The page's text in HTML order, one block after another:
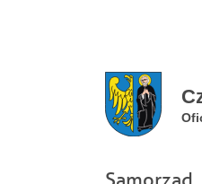
Główna
Samorząd